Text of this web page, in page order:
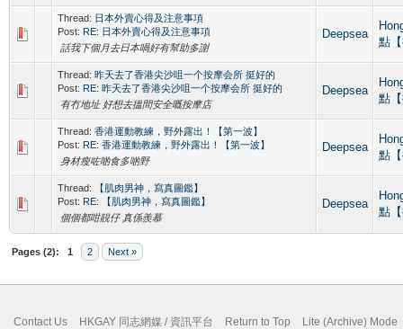
Thread: 日本外賣心得及注意事項
Post: RE: 日本外賣心得及注意事項
話我下個月去日本喎好有幫助多謝
Deepsea
點
Thread: 昨天去了香港尖沙咀一个按摩会所 挺好的
Post: RE: 昨天去了香港尖沙咀一个按摩会所 挺好的
有冇地址 好想去搵間安全嘅按摩店
Deepsea
點
Thread: 香港運動教練，野外露出！【第一波】
Post: RE: 香港運動教練，野外露出！【第一波】
身材瘦咗啲食多啲野
Deepsea
點
Thread:
【肌肉男神，寫真圖鑑】
Post: RE: 【肌肉男神，寫真圖鑑】
個個都咁靚仔 真係羨慕
Deepsea
點
Pages (2): 1 2 Next »
Contact Us HKGAY 同志網媒 / 資訊平台 Return to Top Lite (Archive) Mode